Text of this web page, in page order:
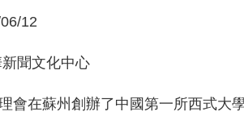
12
聞文化中心
在蘇州創辦了中國第一所西式大